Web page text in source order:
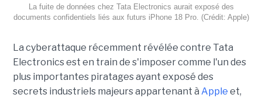
La fuite de données chez Tata Electronics aurait exposé des
documents confidentiels liés aux futurs iPhone 18 Pro. (Crédit: Apple)
La cyberattaque récemment révélée contre Tata
Electronics est en train de s'imposer comme l'un des
plus importantes piratages ayant exposé des
secrets industriels majeurs appartenant à Apple et,